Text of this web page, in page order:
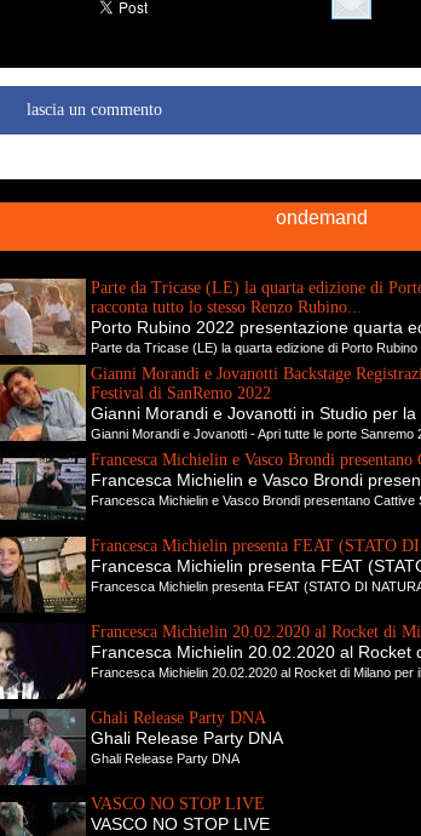
lascia un commento
ondemand
Parte da Tricase (LE) la quarta edizione di
racconta tutto lo stesso Renzo Rubino...
Porto Rubino 2022 presentazione quarta
Parte da Tricase (LE) la quarta edizione di Porto Rubino
Gianni Morandi e Jovanotti Backstage
Festival di SanRemo 2022
Gianni Morandi e Jovanotti in Studio per
Gianni Morandi e Jovanotti - Apri tutte le porte Sanremo
Francesca Michielin e Vasco Brondi presentano
Francesca Michielin e Vasco Brondi
Francesca Michielin e Vasco Brondi presentano Cattive
Francesca Michielin presenta FEAT (STATO
Francesca Michielin presenta FEAT
Francesca Michielin presenta FEAT (STATO DI
Francesca Michielin 20.02.2020 al Rocket di
Francesca Michielin 20.02.2020 al Rocket
Francesca Michielin 20.02.2020 al Rocket di Milano per
Ghali Release Party DNA
Ghali Release Party DNA
Ghali Release Party DNA
VASCO NO STOP LIVE
VASCO NO STOP LIVE